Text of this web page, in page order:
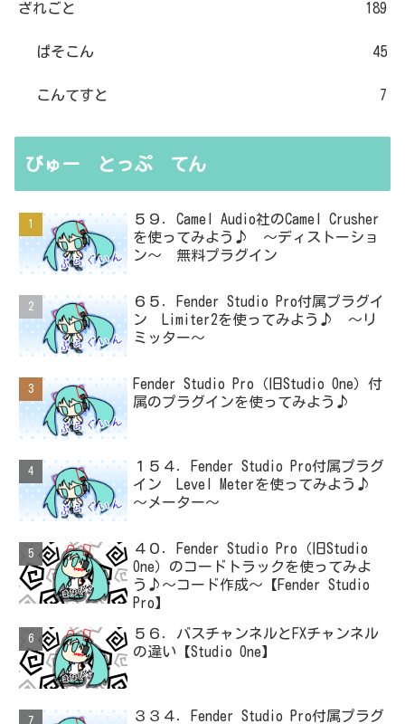
ざれごと 189
ぱそこん 45
こんてすと 7
びゅー とっぷ てん
５９．Camel Audio社のCamel Crusher
を使ってみよう♪ ～ディストーショ
ン～ 無料プラグイン
６５．Fender Studio Pro付属プラグイ
ン Limiter2を使ってみよう♪ ～リ
ミッター～
Fender Studio Pro（旧Studio One）付
属のプラグインを使ってみよう♪
１５４．Fender Studio Pro付属プラグ
イン Level Meterを使ってみよう♪
～メーター～
４０．Fender Studio Pro（旧Studio
One）のコードトラックを使ってみよ
う♪～コード作成～【Fender Studio
Pro】
５６．バスチャンネルとFXチャンネル
の違い【Studio One】
３３４．Fender Studio Pro付属プラグ